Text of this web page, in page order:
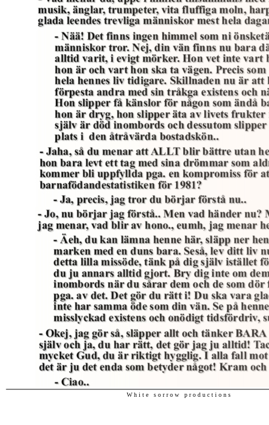
W h i t e s o r r o w p r o d u c t i o n s